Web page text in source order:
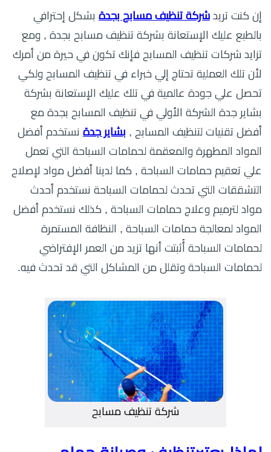
إن كنت تريد شركة تنظيف مسابح بجدة بشكل إحترافي
بالطبع عليك الإستعانة بشركة تنظيف مسابح بجدة , ومع
تزايد شركات تنظيف المسابح فإنك تكون في حيرة من أمرك
لأن تلك العملية تحتاج إلي خبراء في تنظيف المسابح ولكي
تحصل علي جودة عالمية في تلك عليك الإستعانة بشركة
بشاير جدة الشركة الأولي في تنظيف المسابح بجدة مع
أفضل تقنيات لتنظيف المسابح , بشاير جدة نستخدم أفضل
المواد المطهرة والمعقمة لحمامات السباحة التي تعمل
علي تعقيم حمامات السباحة , كما لدينا أفضل مواد لإصلاح
التشققات التي تحدث لحمامات السباحة نستخدم أحدث
مواد لترميم وعلاج حمامات السباحة , كذلك نستخدم أفضل
المواد لمعالجة حمامات السباحة , النظافة المستمرة
لحمامات السباحة أُثبتت أنها تزيد من العمر الإفتراضي
لحمامات السباحة وتقلل من المشاكل التي قد تحدث فيه.
شركة تنظيف مسابح